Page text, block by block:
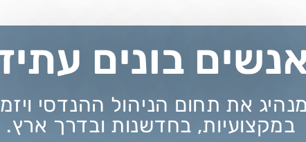
בונים
את תחום הניהול ההנדסי
במקצועיות, בחדשנות ובדרך ארץ.